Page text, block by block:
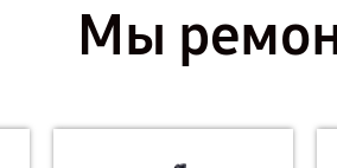
Мы